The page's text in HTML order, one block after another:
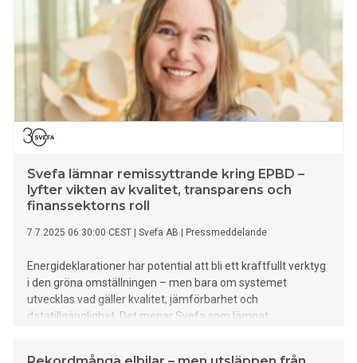
Svefa lämnar remissyttrande kring EPBD –
lyfter vikten av kvalitet, transparens och
finanssektorns roll
7.7.2025 06:30:00 CEST Svefa AB Pressmeddelande
Energideklarationer har potential att bli ett kraftfullt verktyg
i den gröna omställningen – men bara om systemet
utvecklas vad gäller kvalitet, jämförbarhet och
datatillgänglighet. Det menar Svefa som lämnat